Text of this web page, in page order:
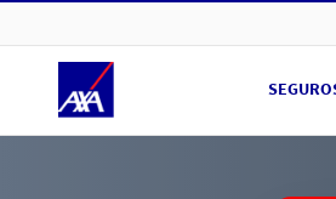
Ir a Portal Público